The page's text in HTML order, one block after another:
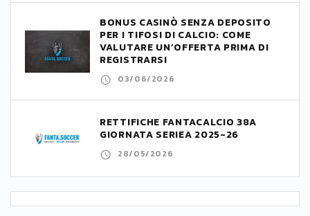
BONUS CASINÒ SENZA DEPOSITO
PER I TIFOSI DI CALCIO: COME
VALUTARE UN’OFFERTA PRIMA DI
REGISTRARSI
03/06/2026
RETTIFICHE FANTACALCIO 38A
GIORNATA SERIEA 2025-26
28/05/2026